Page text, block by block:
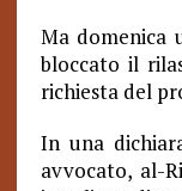
Ma domenica
bloccato il
richiesta del
In una
avvocato, al-